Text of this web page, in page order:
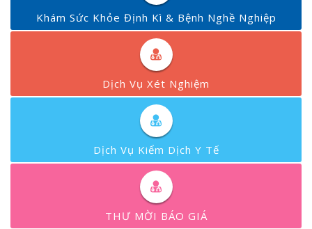
Khám Sức Khỏe Định Kì & Bệnh Nghề Nghiệp
Dịch Vụ Xét Nghiệm
Dịch Vụ Kiểm Dịch Y Tế
THƯ MỜI BÁO GIÁ